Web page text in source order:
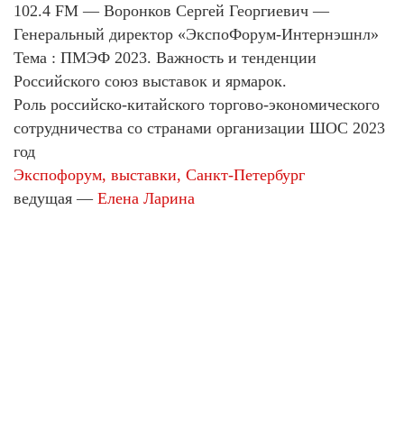
102.4 FM — Воронков Сергей Георгиевич —
Генеральный директор «ЭкспоФорум-Интернэшнл»
Тема : ПМЭФ 2023. Важность и тенденции
Российского союз выставок и ярмарок.
Роль российско-китайского торгово-экономического
сотрудничества со странами организации ШОС 2023
год
Экспофорум, выставки, Санкт-Петербург
ведущая — Елена Ларина